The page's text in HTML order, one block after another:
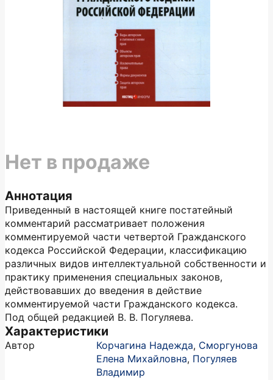
Аннотация
Приведенный в настоящей книге постатейный
комментарий рассматривает положения
комментируемой части четвертой Гражданского
кодекса Российской Федерации, классификацию
различных видов интеллектуальной собственности и
практику применения специальных законов,
действовавших до введения в действие
комментируемой части Гражданского кодекса.
Под общей редакцией В. В. Погуляева.
Характеристики
Автор Корчагина Надежда, Сморгунова
Елена Михайловна, Погуляев
Владимир
Нет в продаже